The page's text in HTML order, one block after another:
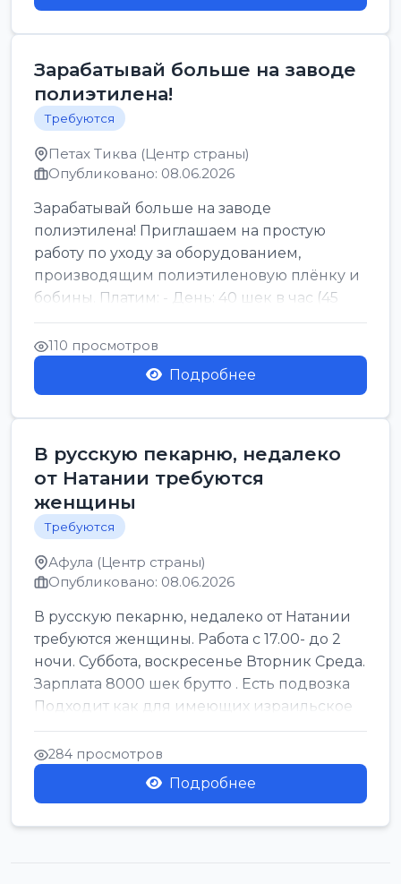
Зарабатывай больше на заводе
полиэтилена!
Требуются
Петах Тиква (Центр страны)
Опубликовано: 08.06.2026
Зарабатывай больше на заводе
полиэтилена! Приглашаем на простую
работу по уходу за оборудованием,
производящим полиэтиленовую плёнку и
бобины. Платим: - День: 40 шек в час (45
для синих бумаг и виз) -...
110 просмотров
Подробнее
В русскую пекарню, недалеко
от Натании требуются
женщины
Требуются
Афула (Центр страны)
Опубликовано: 08.06.2026
В русскую пекарню, недалеко от Натании
требуются женщины. Работа с 17.00- до 2
ночи. Суббота, воскресенье Вторник Среда.
Зарплата 8000 шек брутто . Есть подвозка
Подходит как для имеющих израильское
г...
284 просмотров
Подробнее